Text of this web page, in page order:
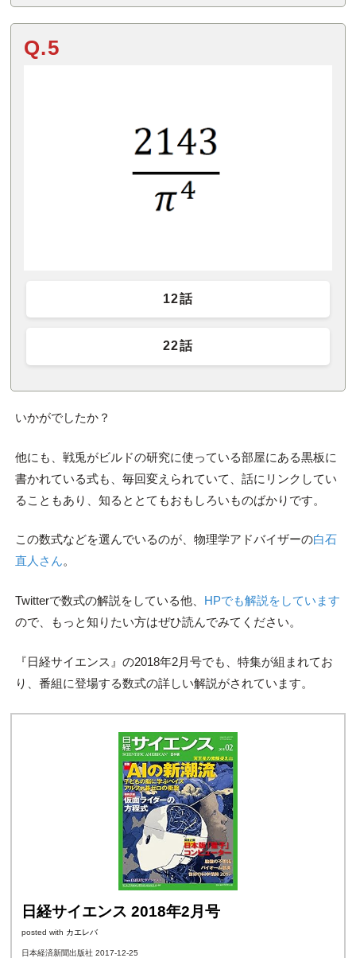
Q.5
12話
22話
いかがでしたか？
他にも、戦兎がビルドの研究に使っている部屋にある黒板に
書かれている式も、毎回変えられていて、話にリンクしてい
ることもあり、知るととてもおもしろいものばかりです。
この数式などを選んでいるのが、物理学アドバイザーの白石
直人さん。
Twitterで数式の解説をしている他、 HPでも解説をしています
ので、もっと知りたい方はぜひ読んでみてください。
『日経サイエンス』の2018年2月号でも、特集が組まれてお
り、番組に登場する数式の詳しい解説がされています。
日経サイエンス 2018年2月号
posted with カエレバ
日本経済新聞出版社 2017-12-25